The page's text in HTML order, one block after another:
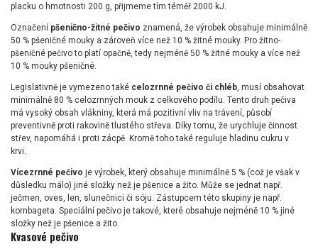
placku o hmotnosti 200 g, přijmeme tím téměř 2000 kJ.
Označení pšenično-žitné pečivo znamená, že výrobek obsahuje minimálně
50 % pšeničné mouky a zároveň více než 10 % žitné mouky. Pro žitno-
pšeničné pečivo to platí opačně, tedy nejméně 50 % žitné mouky a více než
10 % mouky pšeničné.
Legislativně je vymezeno také celozrnné pečivo či chléb, musí obsahovat
minimálně 80 % celozrnných mouk z celkového podílu. Tento druh pečiva
má vysoký obsah vlákniny, která má pozitivní vliv na trávení, působí
preventivně proti rakovině tlustého střeva. Díky tomu, že urychluje činnost
střev, napomáhá i proti zácpě. Kromě toho také reguluje hladinu cukru v
krvi.
Vícezrnné pečivo je výrobek, který obsahuje minimálně 5 % (což je však v
důsledku málo) jiné složky než je pšenice a žito. Může se jednat např.
ječmen, oves, len, slunečnici či sóju. Zástupcem této skupiny je např.
kornbageta. Speciální pečivo je takové, které obsahuje nejméně 10 % jiné
složky než je pšenice a žito.
Kvasové pečivo